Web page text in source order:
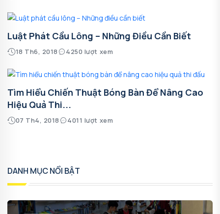
Luật Phát Cầu Lông – Những Điều Cần Biết
18 Th6, 2018 4250 lượt xem
Tìm Hiểu Chiến Thuật Bóng Bàn Để Nâng Cao
Hiệu Quả Thi...
07 Th4, 2018 4011 lượt xem
DANH MỤC NỔI BẬT